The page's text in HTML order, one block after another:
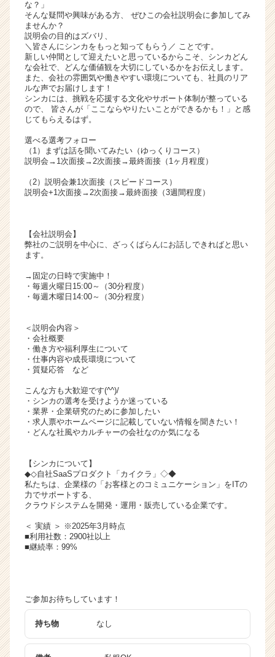
活
イ
ト
チ
ア
キ
ャ
h
e
r
e
r）
な？」
そんな疑問や興味がある方、 ぜひこの会社説明会に参加してみ
ませんか？
説明会の目的はズバリ、
＼皆さんにシンカをもっと知ってもらう／ ことです。
新しい仲間として迎えたいと思っているからこそ、シンカどん
な会社で、どんな価値観を大切にしているかをお伝えします。
また、会社の雰囲気や働きやすい環境についても、社員のリア
ルな声でお届けします！
シンカには、挑戦を応援する文化やサポート体制が整っている
ので、 皆さんが「ここならやりたいことができるかも！」と感
じてもらえるはず。
選べる選考フォロー
（1）まずは話を聞いてみたい（ゆっくりコース）
説明会→1次面接→2次面接→最終面接（1ヶ月程度）
（2）説明会兼1次面接（スピードコース）
説明会+1次面接→2次面接→最終面接（3週間程度）
【会社説明会】
弊社のご説明を中心に、ざっくばらんにお話しできればと思い
ます。
→固定の日時で実施中！
・毎週火曜日15:00～（30分程度）
・毎週木曜日14:00～（30分程度）
＜説明会内容＞
・会社概要
・働き方や福利厚生について
・仕事内容や成長環境について
・質疑応答 など
こんな方も大歓迎です(^^)/
・シンカの選考を受けようか迷っている
・業界・企業研究のために参加したい
・求人票やホームページに記載していない情報を聞きたい！
・どんな社風やカルチャーの会社なのか気になる
【シンカについて】
◆◇自社SaaSプロダクト「カイクラ」◇◆
私たちは、企業様の「お客様とのコミュニケーション」をITの
力でサポートする、
クラウドシステムを開発・運用・販売している企業です。
＜ 実績 ＞ ※2025年3月時点
■利用社数：2900社以上
■継続率：99%
ご参加お待ちしています！
持ち物 なし